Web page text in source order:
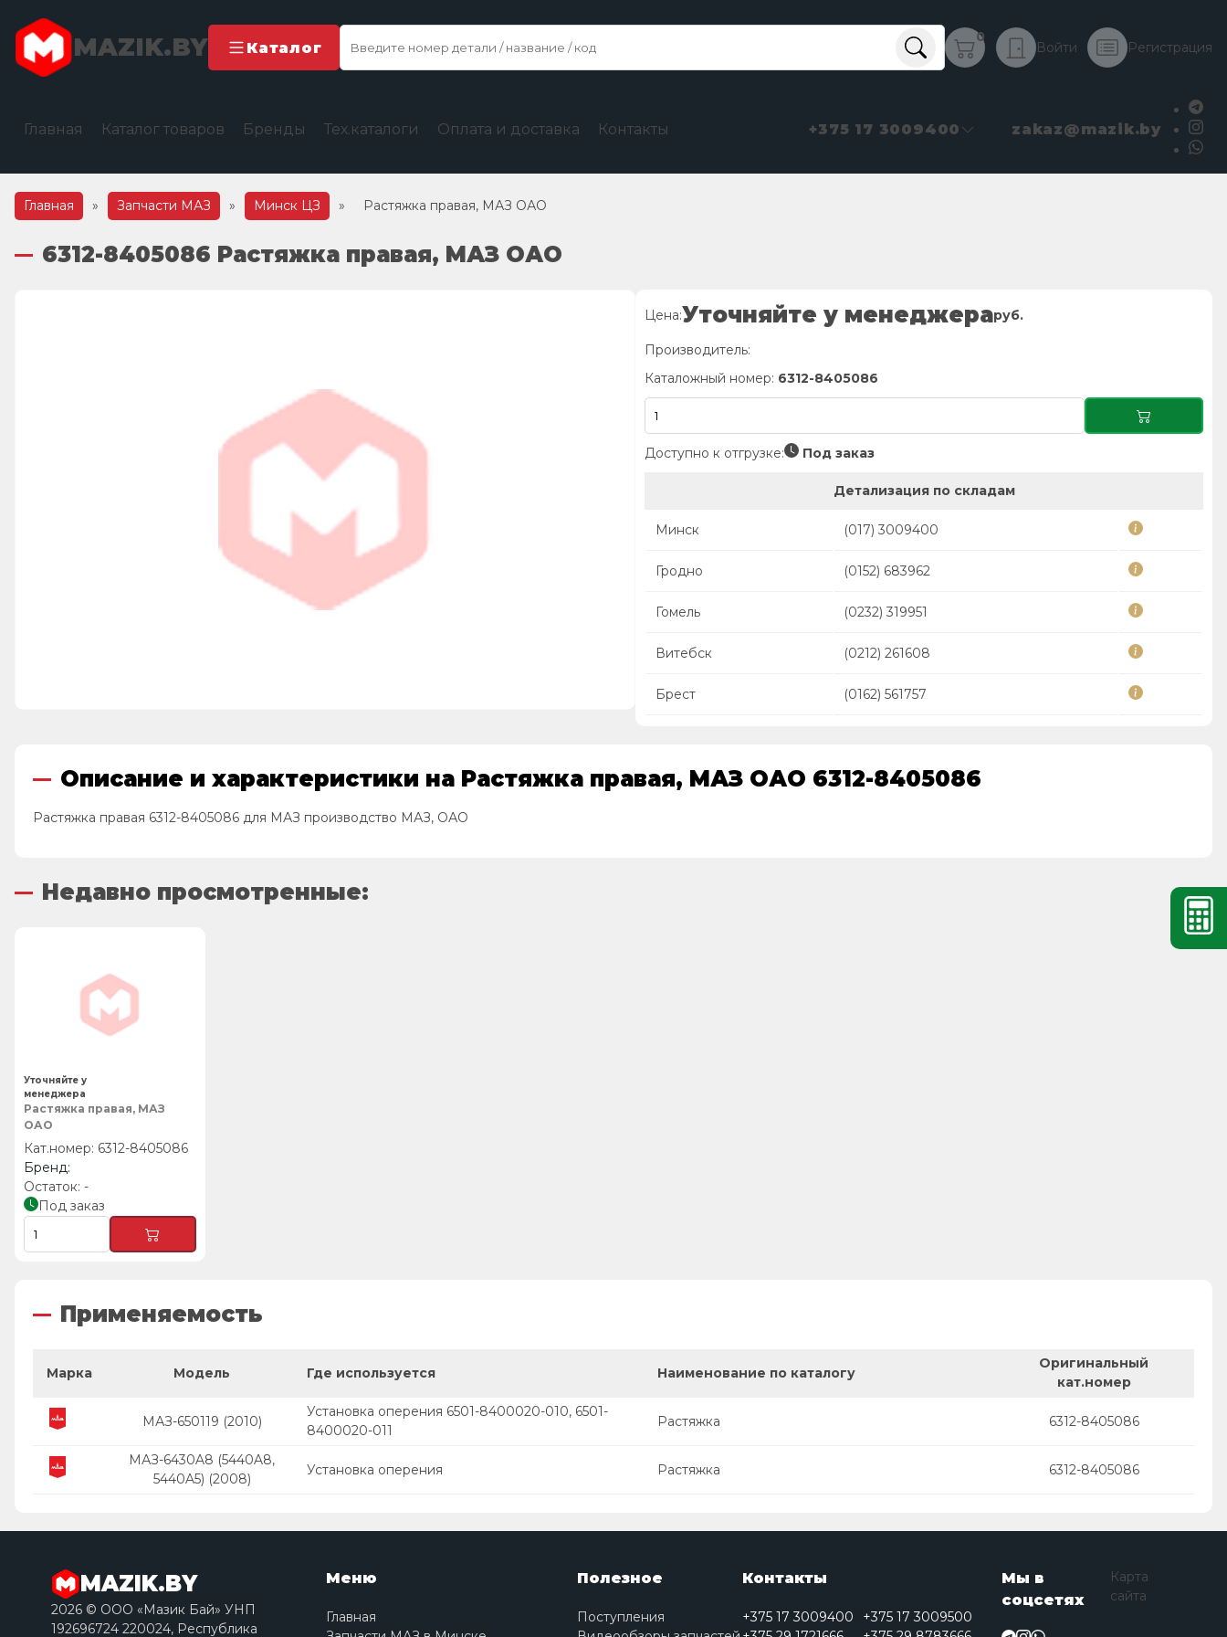
MAZIK.BY Каталог
0
Войти Регистрация
Главная Каталог товаров Бренды Тех.каталоги Оплата и доставка Контакты +375 17 3009400 zakaz@mazik.by
Главная » Запчасти МАЗ » Минск ЦЗ » Растяжка правая, МАЗ ОАО
6312-8405086 Растяжка правая, МАЗ ОАО
Цена:Уточняйте у менеджераруб.
Производитель:
Каталожный номер: 6312-8405086
Доступно к отгрузке: Под заказ
Детализация по складам
Минск (017) 3009400
Гродно (0152) 683962
Гомель (0232) 319951
Витебск (0212) 261608
Брест (0162) 561757
Описание и характеристики на Растяжка правая, МАЗ ОАО 6312-8405086
Растяжка правая 6312-8405086 для МАЗ производство МАЗ, ОАО
Недавно просмотренные:
Растяжка правая, МАЗ
ОАО
6312-8405086
-
Под заказ
Уточняйте у
менеджера
Применяемость
Марка Модель Где используется Наименование по каталогу
Оригинальный
кат.номер
МАЗ-650119 (2010)
Установка оперения 6501-8400020-010, 6501-
8400020-011
Растяжка 6312-8405086
МАЗ-6430A8 (5440A8,
5440A5) (2008)
Установка оперения Растяжка 6312-8405086
MAZIK.BY
2026 © ООО «Мазик Бай» УНП
192696724 220024, Республика
Меню
Главная
Полезное
Поступления
Контакты
+375 17 3009400
+375 17 3009500
Мы в
соцсетях
Карта
сайта